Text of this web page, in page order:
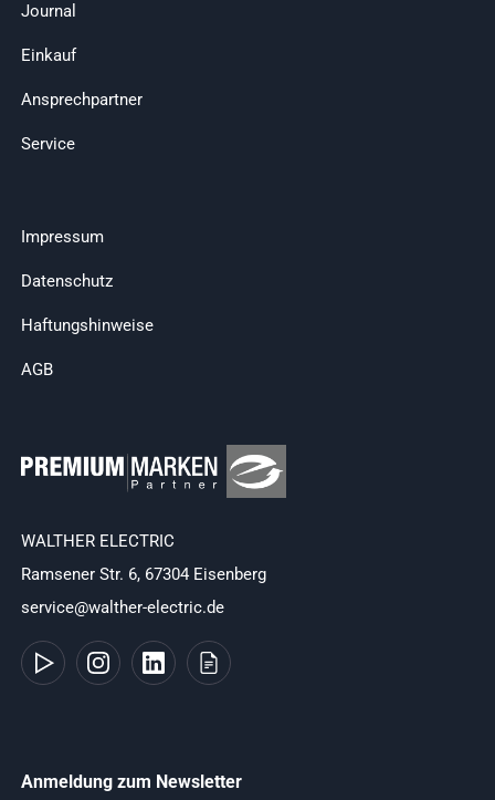
Journal
Einkauf
Ansprechpartner
Service
Impressum
Datenschutz
Haftungshinweise
AGB
WALTHER ELECTRIC
Ramsener Str. 6, 67304 Eisenberg
service@walther-electric.de
Anmeldung zum Newsletter